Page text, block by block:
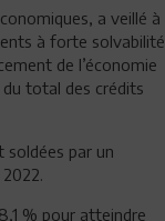
a veillé à
à forte solvabilité
de l’économie
du total des crédits
soldées par un
% pour atteindre